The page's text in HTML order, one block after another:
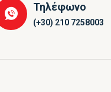
Τηλέφωνο
(+30) 210 7258003